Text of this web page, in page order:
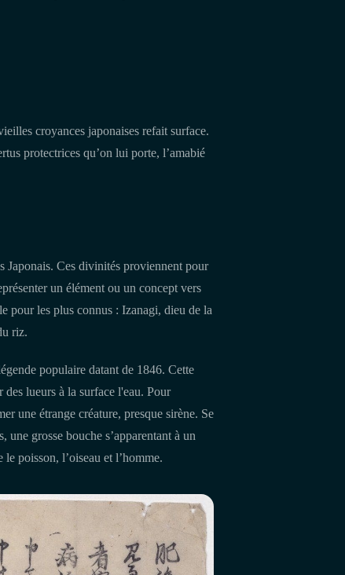
croyances japonaises refait surface.
protectrices qu’on lui porte, l’amabié
Japonais. Ces divinités proviennent pour
un élément ou un concept vers
pour les plus connus : Izanagi, dieu de la
riz.
populaire datant de 1846. Cette
lueurs à la surface l'eau. Pour
une étrange créature, presque sirène. Se
une grosse bouche s’apparentant à un
poisson, l’oiseau et l’homme.